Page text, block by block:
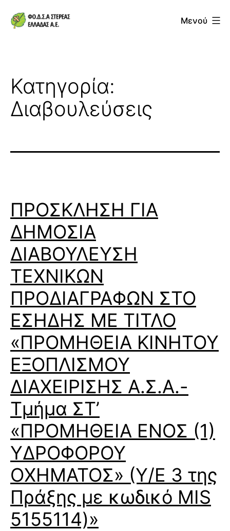
σε
ΑΕ
Μενού
Κατηγορία:
Διαβουλεύσεις
ΠΡΟΣΚΛΗΣΗ ΓΙΑ
ΔΗΜΟΣΙΑ
ΔΙΑΒΟΥΛΕΥΣΗ
ΤΕΧΝΙΚΩΝ
ΠΡΟΔΙΑΓΡΑΦΩΝ ΣΤΟ
ΕΣΗΔΗΣ ΜΕ ΤΙΤΛΟ
«ΠΡΟΜΗΘΕΙΑ ΚΙΝΗΤΟΥ
ΕΞΟΠΛΙΣΜΟΥ
ΔΙΑΧΕΙΡΙΣΗΣ Α.Σ.Α.-
Τμήμα ΣΤ’
«ΠΡΟΜΗΘΕΙΑ ΕΝΟΣ (1)
ΥΔΡΟΦΟΡΟΥ
ΟΧΗΜΑΤΟΣ» (Υ/Ε 3 της
Πράξης με κωδικό MIS
5155114)»